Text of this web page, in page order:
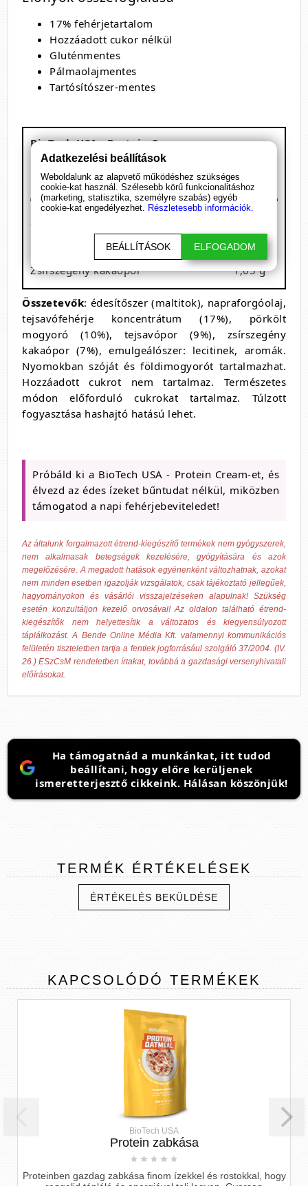
17% fehérjetartalom
Hozzáadott cukor nélkül
Gluténmentes
Pálmaolajmentes
Tartósítószer-mentes
BioTech USA - Protein Cream
Kiszerelés: 200 g
1 adag: 15 g
13 adagot tartalmaz
Megnevezés
/ 15 g
Tejsavófehérje koncentrátum
Pörkölt mogyoró
1,5 g
Zsírszegény kakaópor
1,05 g
Összetevők: édesítőszer (maltitok), napraforgóolaj,
tejsavófehérje koncentrátum (17%), pörkölt
mogyoró (10%), tejsavópor (9%), zsírszegény
kakaópor (7%), emulgeálószer: lecitinek, aromák.
Nyomokban szóját és földimogyorót tartalmazhat.
Hozzáadott cukrot nem tartalmaz. Természetes
módon előforduló cukrokat tartalmaz. Túlzott
fogyasztása hashajtó hatású lehet.
Próbáld ki a BioTech USA - Protein Cream-et, és
élvezd az édes ízeket bűntudat nélkül, miközben
támogatod a napi fehérjebeviteledet!
Az általunk forgalmazott étrend-kiegészítő termékek nem gyógyszerek,
nem alkalmasak betegségek kezelésére, gyógyítására és azok
megelőzésére. A megadott hatások egyénenként változhatnak, azokat
nem minden esetben igazolják vizsgálatok, csak tájékoztató jellegűek,
hagyományokon és vásárlói visszajelzéseken alapulnak! Szükség
esetén konzultáljon kezelő orvosával! Az oldalon található étrend-
kiegészítők nem helyettesítik a változatos és kiegyensúlyozott
táplálkozást. A Bende Online Média Kft. valamennyi kommunikációs
felületén tiszteletben tartja a fentiek jogforrásául szolgáló 37/2004. (IV.
26.) ESzCsM rendeletben írtakat, továbbá a gazdasági versenyhivatali
előírásokat.
Ha támogatnád a munkánkat, itt tudod
beállítani, hogy előre kerüljenek
ismeretterjesztő cikkeink. Hálásan köszönjük!
TERMÉK ÉRTÉKELÉSEK
ÉRTÉKELÉS BEKÜLDÉSE
KAPCSOLÓDÓ TERMÉKEK
BioTech USA
Protein zabkása
Proteinben gazdag zabkása finom ízekkel és rostokkal, hogy
Adatkezelési beállítások
Weboldalunk az alapvető működéshez szükséges
cookie-kat használ. Szélesebb körű funkcionalitáshoz
(marketing, statisztika, személyre szabás) egyéb
cookie-kat engedélyezhet. Részletesebb információk.
BEÁLLÍTÁSOK ELFOGADOM